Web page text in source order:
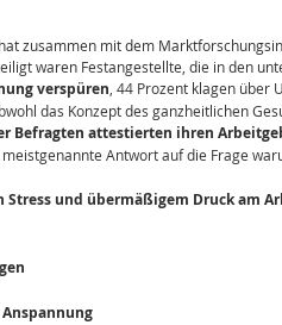
zusammen mit dem
waren Festangestellte, die in den
verspüren, 44 Prozent klagen über
das Konzept des ganzheitlichen
Befragten attestierten ihren
meistgenannte Antwort auf die Frage
Stress und übermäßigem Druck am